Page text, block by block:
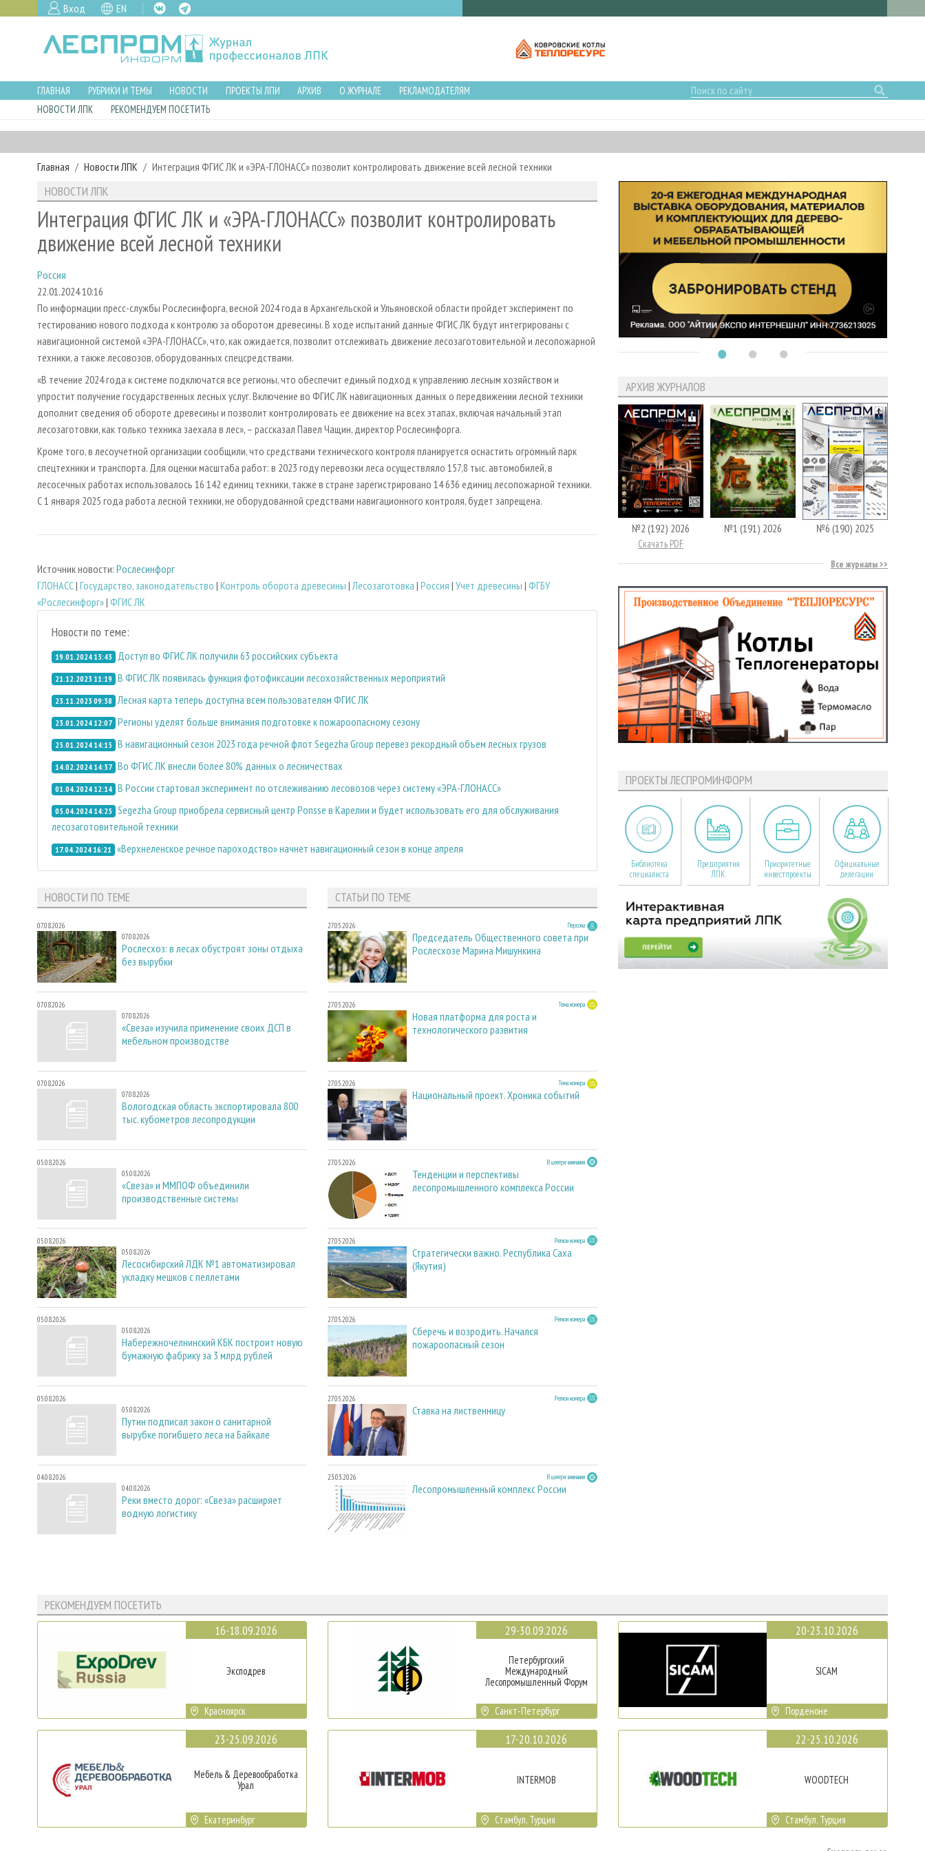
Вход EN
ГЛАВНАЯ РУБРИКИ И ТЕМЫ НОВОСТИ ПРОЕКТЫ ЛПИ АРХИВ О ЖУРНАЛЕ
РЕКЛАМОДАТЕЛЯМ
НОВОСТИ ЛПК
РЕКОМЕНДУЕМ ПОСЕТИТЬ
Главная Новости ЛПК Интеграция ФГИС ЛК и «ЭРА-ГЛОНАСС» позволит контролировать движение всей лесной техники
НОВОСТИ ЛПК
Интеграция ФГИС ЛК и «ЭРА-ГЛОНАСС» позволит контролировать
движение всей лесной техники
Россия
22.01.2024 10:16
По информации пресс-службы Рослесинфорга, весной 2024 года в Архангельской и Ульяновской области пройдет эксперимент по
тестированию нового подхода к контролю за оборотом древесины. В ходе испытаний данные ФГИС ЛК будут интегрированы с
навигационной системой «ЭРА-ГЛОНАСС», что, как ожидается, позволит отслеживать движение лесозаготовительной и лесопожарной
техники, а также лесовозов, оборудованных спецсредствами.
«В течение 2024 года к системе подключатся все регионы, что обеспечит единый подход к управлению лесным хозяйством и
упростит получение государственных лесных услуг. Включение во ФГИС ЛК навигационных данных о передвижении лесной техники
дополнит сведения об обороте древесины и позволит контролировать ее движение на всех этапах, включая начальный этап
лесозаготовки, как только техника заехала в лес», – рассказал Павел Чащин, директор Рослесинфорга.
Кроме того, в лесоучетной организации сообщили, что средствами технического контроля планируется оснастить огромный парк
спецтехники и транспорта. Для оценки масштаба работ: в 2023 году перевозки леса осуществляло 157,8 тыс. автомобилей, в
лесосечных работах использовалось 16 142 единиц техники, также в стране зарегистрировано 14 636 единиц лесопожарной техники.
С 1 января 2025 года работа лесной техники, не оборудованной средствами навигационного контроля, будет запрещена.
Источник новости: Рослесинфорг
ГЛОНАСС| Государство, законодательство | Контроль оборота древесины | Лесозаготовка | Россия | Учет древесины | ФГБУ
«Рослесинфорг»| ФГИС ЛК
Новости по теме:
19.01.2024 13:43 Доступ во ФГИС ЛК получили 63 российских субъекта
21.12.2023 11:19 В ФГИС ЛК появилась функция фотофиксации лесохозяйственных мероприятий
23.11.2023 09:38 Лесная карта теперь доступна всем пользователям ФГИС ЛК
23.01.2024 12:07 Регионы уделят больше внимания подготовке к пожароопасному сезону
25.01.2024 14:15 В навигационный сезон 2023 года речной флот Segezha Group перевез рекордный объем лесных грузов
14.02.2024 14:37 Во ФГИС ЛК внесли более 80% данных о лесничествах
01.04.2024 12:14 В России стартовал эксперимент по отслеживанию лесовозов через систему «ЭРА-ГЛОНАСС»
05.04.2024 14:25 Segezha Group приобрела сервисный центр Ponsse в Карелии и будет использовать его для обслуживания
лесозаготовительной техники
17.04.2024 16:21 «Верхнеленское речное пароходство» начнет навигационный сезон в конце апреля
НОВОСТИ ПО ТЕМЕ
07.08.2026
07.08.2026
Рослесхоз: в лесах обустроят зоны отдыха
без вырубки
07.08.2026
07.08.2026
«Свеза» изучила применение своих ДСП в
мебельном производстве
07.08.2026
07.08.2026
Вологодская область экспортировала 800
тыс. кубометров лесопродукции
05.08.2026
05.08.2026
«Свеза» и ММПОФ объединили
производственные системы
05.08.2026
05.08.2026
Лесосибирский ЛДК №1 автоматизировал
укладку мешков с пеллетами
05.08.2026
05.08.2026
Набережночелнинский КБК построит новую
бумажную фабрику за 3 млрд рублей
05.08.2026
05.08.2026
Путин подписал закон о санитарной
вырубке погибшего леса на Байкале
04.08.2026
04.08.2026
Реки вместо дорог: «Свеза» расширяет
водную логистику
СТАТЬИ ПО ТЕМЕ
27.05.2026 Персона
Председатель Общественного совета при
Рослесхозе Марина Мишункина
27.05.2026 Тема номера
Новая платформа для роста и
технологического развития
27.05.2026 Тема номера
Национальный проект. Хроника событий
27.05.2026 В центре внимания
Тенденции и перспективы
лесопромышленного комплекса России
27.05.2026 Регион номера
Стратегически важно. Республика Саха
(Якутия)
27.05.2026 Регион номера
Сберечь и возродить. Начался
пожароопасный сезон
27.05.2026 Регион номера
Ставка на лиственницу
23.03.2026 В центре внимания
Лесопромышленный комплекс России
АРХИВ ЖУРНАЛОВ
№2 (192) 2026
Скачать PDF
№1 (191) 2026 №6 (190) 2025
Все журналы
ПРОЕКТЫ ЛЕСПРОМИНФОРМ
Библиотека
специалиста
Предприятия
ЛПК
Приоритетные
инвестпроекты
Официальные
делегации
РЕКОМЕНДУЕМ ПОСЕТИТЬ
16-18.09.2026
Эксподрев
Красноярск
23-25.09.2026
Мебель & Деревообработка
Урал
Екатеринбург
29-30.09.2026
Петербургский
Международный
Лесопромышленный Форум
Санкт-Петербург
17-20.10.2026
INTERMOB
Стамбул, Турция
20-23.10.2026
SICAM
Порденоне
22-25.10.2026
WOODTECH
Стамбул, Турция